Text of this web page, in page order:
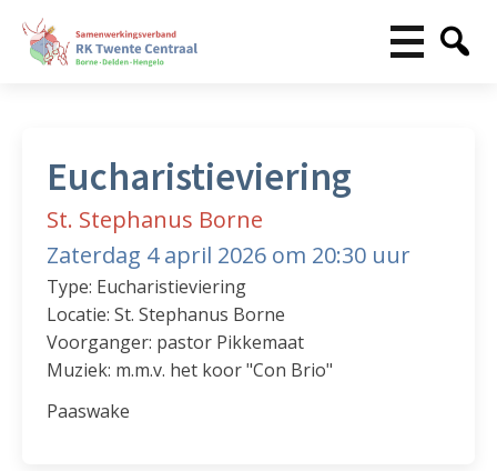
Eucharistieviering
St. Stephanus Borne
Zaterdag 4 april 2026 om 20:30 uur
Type: Eucharistieviering
Locatie: St. Stephanus Borne
Voorganger: pastor Pikkemaat
Muziek: m.m.v. het koor "Con Brio"
Paaswake